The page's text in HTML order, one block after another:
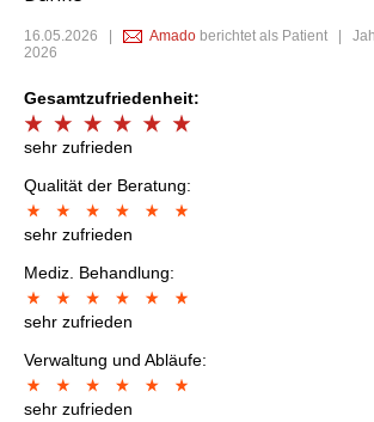
16.05.2026 Amado berichtet als Patient |
2026
Gesamtzufriedenheit:
sehr zufrieden
Qualität der Beratung:
sehr zufrieden
Mediz. Behandlung:
sehr zufrieden
Verwaltung und Abläufe:
sehr zufrieden